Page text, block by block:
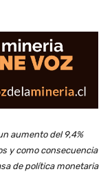
aumento del 9,4%
y como consecuencia
de política monetaria